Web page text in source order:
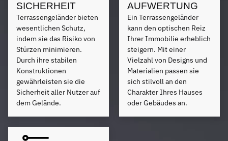
SICHERHEIT
Terrassengeländer bieten
wesentlichen Schutz,
indem sie das Risiko von
Stürzen minimieren.
Durch ihre stabilen
Konstruktionen
gewährleisten sie die
Sicherheit aller Nutzer auf
dem Gelände.
AUFWERTUNG
Ein Terrassengeländer
kann den optischen Reiz
Ihrer Immobilie erheblich
steigern. Mit einer
Vielzahl von Designs und
Materialien passen sie
sich stilvoll an den
Charakter Ihres Hauses
oder Gebäudes an.